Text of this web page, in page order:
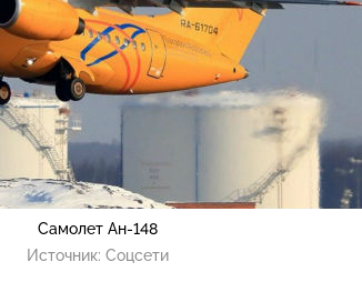
Самолет Ан-148
Источник: Соцсети